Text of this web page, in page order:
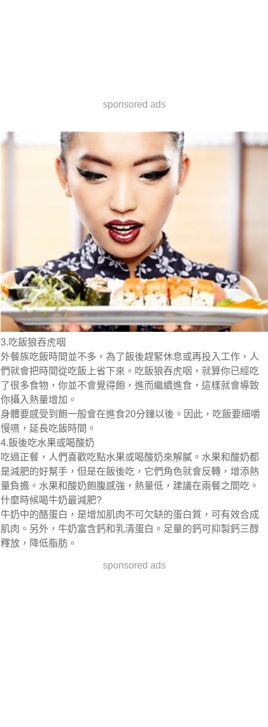
sponsored ads
3.吃飯狼吞虎咽
外餐族吃飯時間並不多，為了飯後趕緊休息或再投入工作，人
們就會把時間從吃飯上省下來。吃飯狼吞虎咽，就算你已經吃
了很多食物，你並不會覺得飽，進而繼續進食，這樣就會導致
你攝入熱量增加。
身體要感受到飽一般會在進食20分鐘以後。因此，吃飯要細嚼
慢嚥，延長吃飯時間。
4.飯後吃水果或喝酸奶
吃過正餐，人們喜歡吃點水果或喝酸奶來解膩。水果和酸奶都
是減肥的好幫手，但是在飯後吃，它們角色就會反轉，增添熱
量負擔。水果和酸奶飽腹感強，熱量低，建議在兩餐之間吃。
什麼時候喝牛奶最減肥?
牛奶中的酪蛋白，是增加肌肉不可欠缺的蛋白質，可有效合成
肌肉。另外，牛奶富含鈣和乳清蛋白。足量的鈣可抑製鈣三醇
釋放，降低脂肪。
sponsored ads